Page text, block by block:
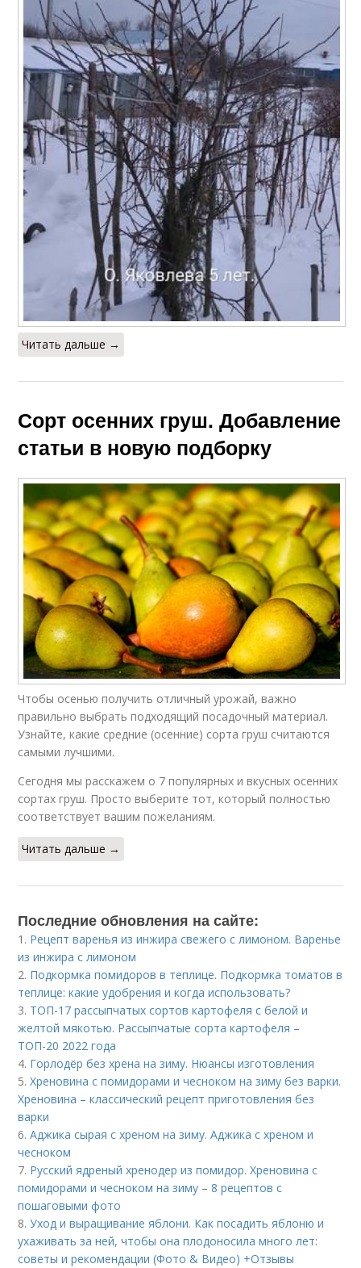
Читать дальше →
Сорт осенних груш. Добавление
статьи в новую подборку
Чтобы осенью получить отличный урожай, важно
правильно выбрать подходящий посадочный материал.
Узнайте, какие средние (осенние) сорта груш считаются
самыми лучшими.
Сегодня мы расскажем о 7 популярных и вкусных осенних
сортах груш. Просто выберите тот, который полностью
соответствует вашим пожеланиям.
Читать дальше →
Последние обновления на сайте:
1. Рецепт варенья из инжира свежего с лимоном. Варенье
из инжира с лимоном
2. Подкормка помидоров в теплице. Подкормка томатов в
теплице: какие удобрения и когда использовать?
3. ТОП-17 рассыпчатых сортов картофеля с белой и
желтой мякотью. Рассыпчатые сорта картофеля –
ТОП-20 2022 года
4. Горлодёр без хрена на зиму. Нюансы изготовления
5.Хреновина с помидорами и чесноком на зиму без варки.
Хреновина – классический рецепт приготовления без
варки
6.Аджика сырая с хреном на зиму. Аджика с хреном и
чесноком
7. Русский ядреный хренодер из помидор. Хреновина с
помидорами и чесноком на зиму – 8 рецептов с
пошаговыми фото
8.Уход и выращивание яблони. Как посадить яблоню и
ухаживать за ней, чтобы она плодоносила много лет:
советы и рекомендации (Фото & Видео) +Отзывы